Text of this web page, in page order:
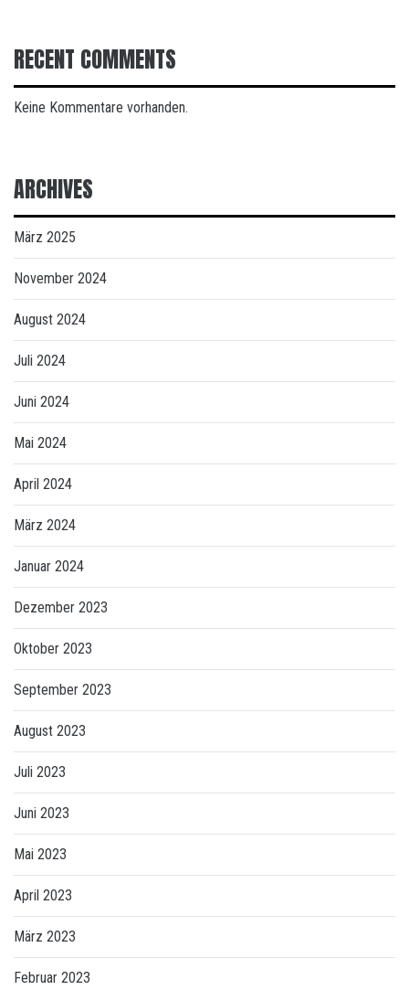
RECENT COMMENTS
Keine Kommentare vorhanden.
ARCHIVES
März 2025
November 2024
August 2024
Juli 2024
Juni 2024
Mai 2024
April 2024
März 2024
Januar 2024
Dezember 2023
Oktober 2023
September 2023
August 2023
Juli 2023
Juni 2023
Mai 2023
April 2023
März 2023
Februar 2023